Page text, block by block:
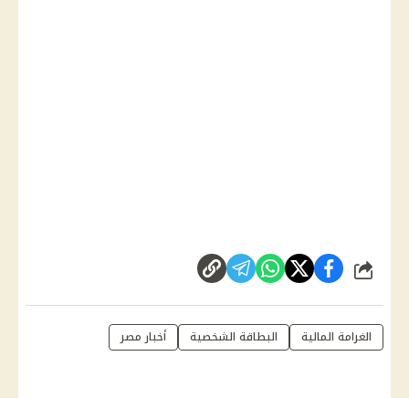
شارك
الغرامة المالية البطاقة الشخصية أخبار مصر